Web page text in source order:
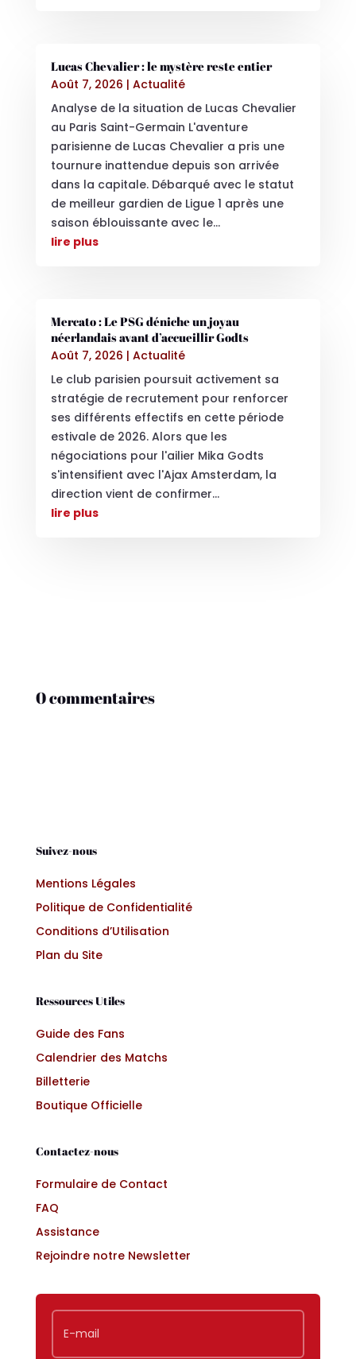
Lucas Chevalier : le mystère reste entier
Août 7, 2026 | Actualité
Analyse de la situation de Lucas Chevalier
au Paris Saint-Germain L'aventure
parisienne de Lucas Chevalier a pris une
tournure inattendue depuis son arrivée
dans la capitale. Débarqué avec le statut
de meilleur gardien de Ligue 1 après une
saison éblouissante avec le...
lire plus
Mercato : Le PSG déniche un joyau
néerlandais avant d’accueillir Godts
Août 7, 2026 | Actualité
Le club parisien poursuit activement sa
stratégie de recrutement pour renforcer
ses différents effectifs en cette période
estivale de 2026. Alors que les
négociations pour l'ailier Mika Godts
s'intensifient avec l'Ajax Amsterdam, la
direction vient de confirmer...
lire plus
0 commentaires
Suivez-nous
Mentions Légales
Politique de Confidentialité
Conditions d’Utilisation
Plan du Site
Ressources Utiles
Guide des Fans
Calendrier des Matchs
Billetterie
Boutique Officielle
Contactez-nous
Formulaire de Contact
FAQ
Assistance
Rejoindre notre Newsletter